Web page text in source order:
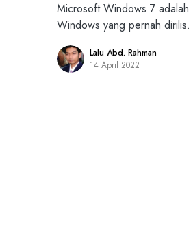
Microsoft Windows 7
Windows yang pernah
Lalu Abd. Rahman
14 April 2022